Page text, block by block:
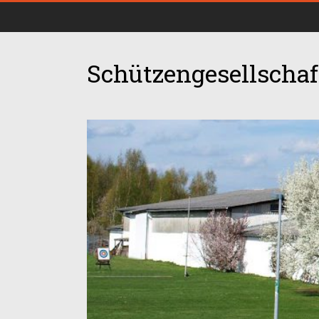
00:00
01:00
02:00